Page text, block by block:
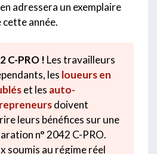
adressera un exemplaire
année.
C-PRO ! Les travailleurs
les loueurs en
et les auto-
doivent
leurs bénéfices sur une
n° 2042 C-PRO.
soumis au régime réel